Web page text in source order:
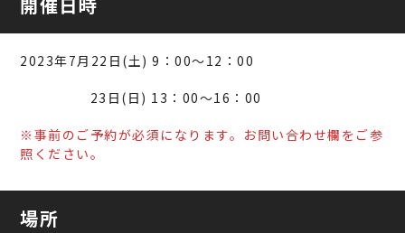
開催日時
2023年7月22日(土) 9：00～12：00
23日(日) 13：00～16：00
※事前のご予約が必須になります。お問い合わせ欄をご参
照ください。
場所